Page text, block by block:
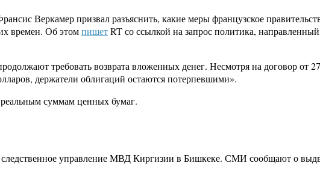
Веркамер призвал разъяснить, какие меры французское
времен. Об этомпишетRT со ссылкой на запрос политика,
требовать возврата вложенных денег. Несмотря на договор от
держатели облигаций остаются потерпевшими».
суммам ценных бумаг.
следственное управление МВД Киргизии в Бишкеке. СМИ сообщают о